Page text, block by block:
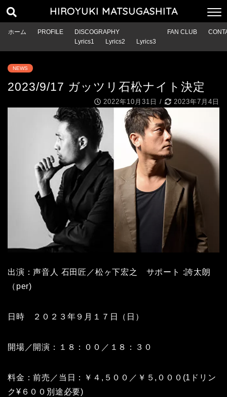
HIROYUKI MATSUGASHITA
ホーム PROFILE
DISCOGRAPHY
Lyrics1
Lyrics2 Lyrics3
FAN CLUB
NEWS
2023/9/17 ガッツリ石松ナイト決定
2022年10月31日 / 2023年7月4日
出演：声音人 石田匠／松ヶ下宏之 サポート :誇太朗
（per)
日時 ２０２３年９月１７日（日）
開場／開演：１８：００／１８：３０
料金：前売／当日：￥４,５００／￥５,０００(1ドリン
ク¥６００別途必要)